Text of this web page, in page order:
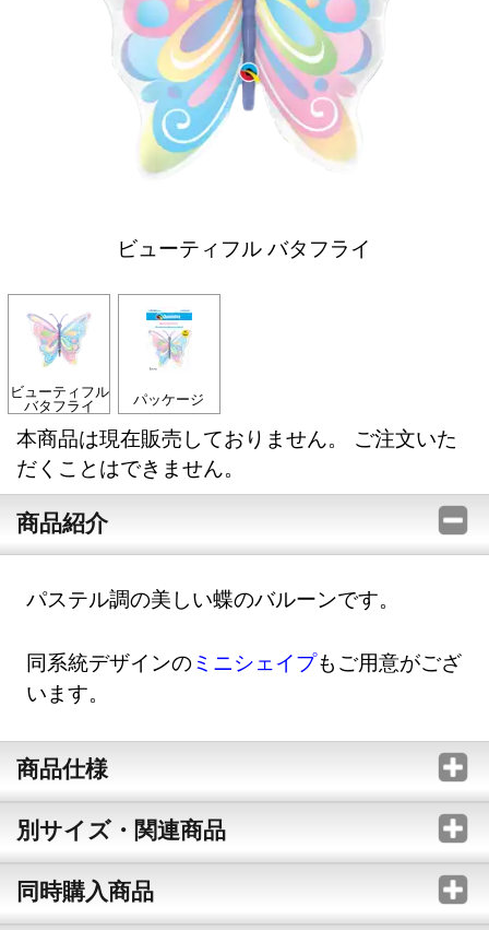
ビューティフル バタフライ
ビューティフル
バタフライ パッケージ
本商品は現在販売しておりません。 ご注文いた
だくことはできません。
商品紹介
パステル調の美しい蝶のバルーンです。
同系統デザインのミニシェイプもご用意がござ
います。
商品仕様
別サイズ・関連商品
同時購入商品